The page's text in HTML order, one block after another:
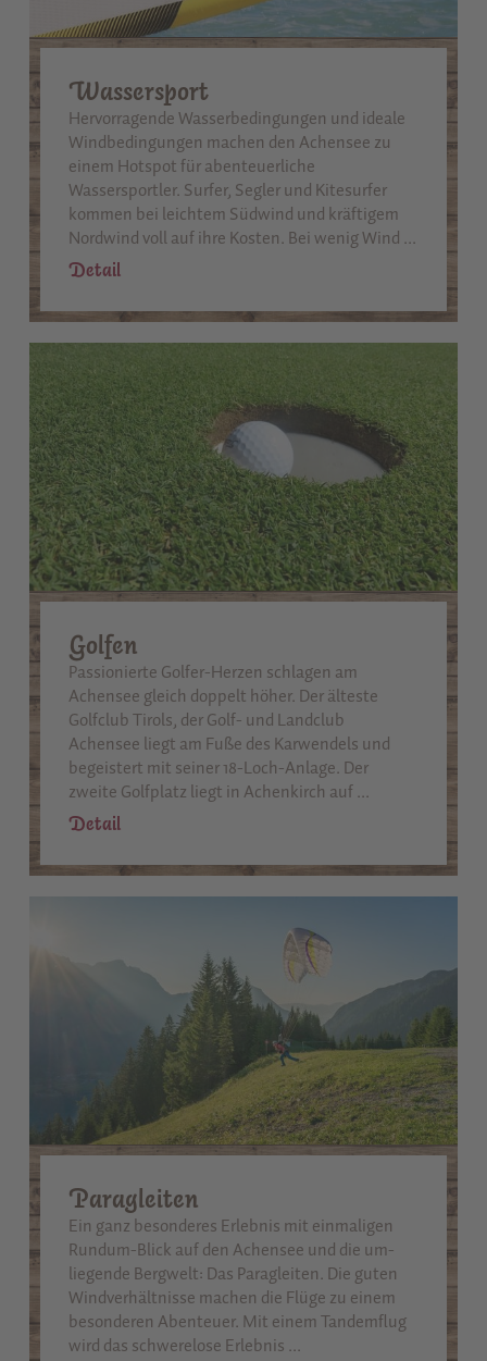
Wassersport
Hervorragende Wasserbedingungen und ideale
Windbedingungen machen den Achensee zu
einem Hotspot für abenteuerliche
Wassersportler. Surfer, Segler und Kitesurfer
kommen bei leichtem Südwind und kräftigem
Nordwind voll auf ihre Kosten. Bei wenig Wind ...
Detail
Golfen
Passionierte Golfer-Herzen schlagen am
Achensee gleich doppelt höher. Der älteste
Golfclub Tirols, der Golf- und Landclub
Achensee liegt am Fuße des Karwendels und
begeistert mit seiner 18-Loch-Anlage. Der
zweite Golfplatz liegt in Achenkirch auf ...
Detail
Paragleiten
Ein ganz besonderes Erlebnis mit einmaligen
Rundum-Blick auf den Achensee und die um-
liegende Bergwelt: Das Paragleiten. Die guten
Windverhältnisse machen die Flüge zu einem
besonderen Abenteuer. Mit einem Tandemflug
wird das schwerelose Erlebnis ...